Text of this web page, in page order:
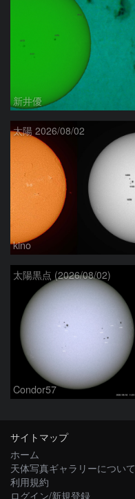
新井優
太陽 2026/08/02
kino
太陽黒点 (2026/08/02)
Condor57
サイトマップ
ホーム
天体写真ギャラリーについて
利用規約
ログイン/新規登録